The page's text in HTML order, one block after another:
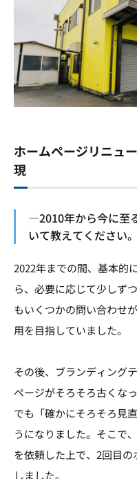
ホームページリニュ
現
―2010年から今に至
いて教えてください。
2022年までの間、基本的
ら、必要に応じて少しず
もいくつかの問い合わせ
用を目指していました。
その後、ブランディング
ページがそろそろ古くな
でも「確かにそろそろ見
うになりました。そこで
を依頼した上で、2回目
しました。